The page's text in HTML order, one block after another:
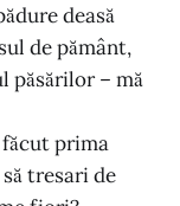
deasă
de pământ,
păsărilor – mă
prima
tresari de